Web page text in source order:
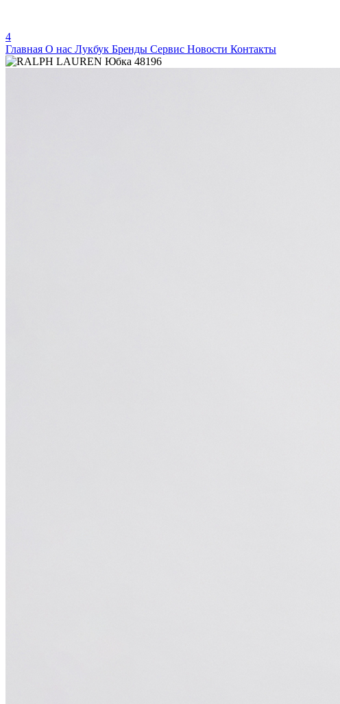
4
Главная О нас Лукбук Бренды Сервис Новости Контакты